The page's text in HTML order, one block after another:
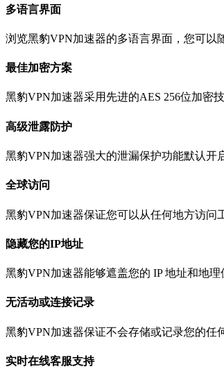
多语言界面
浏览黑豹VPN加速器的多语言界面，您可以
最佳加密方案
黑豹VPN加速器采用先进的AES 256位加密
高级泄露防护
黑豹VPN加速器强大的泄漏保护功能默认开
全球访问
黑豹VPN加速器保证您可以从任何地方访问
隐藏您的IP地址
黑豹VPN加速器能够遮盖您的 IP 地址和地
无活动或连接记录
黑豹VPN加速器保证不会存储或记录您的任
实时在线客服支持